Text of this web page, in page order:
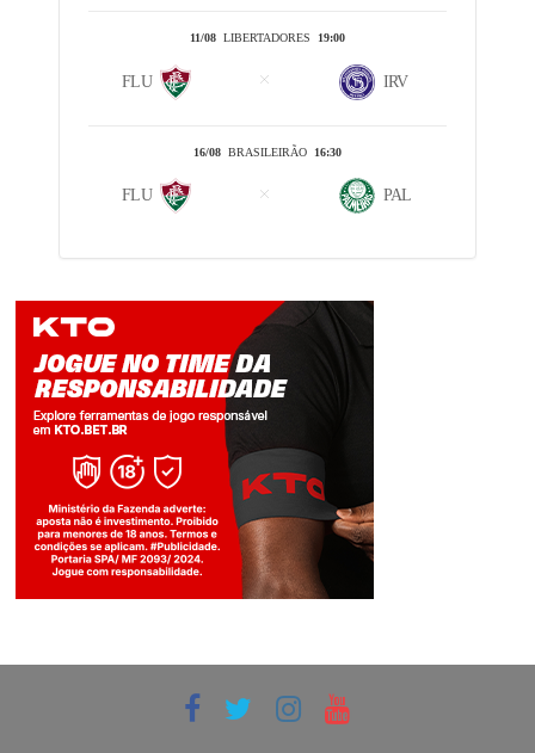
11/08LIBERTADORES 19:00
FLU IRV
16/08BRASILEIRÃO 16:30
FLU PAL